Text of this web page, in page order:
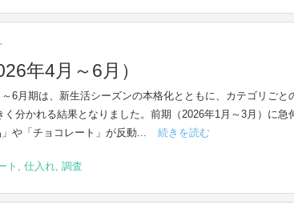
年4月～6月）
～6月期は、新生活シーズンの本格化とともに、カテゴリごと
く分かれる結果となりました。前期（2026年1月～3月）に急
」や「チョコレート」が反動...
続きを読む
ト 仕入れ, 調査